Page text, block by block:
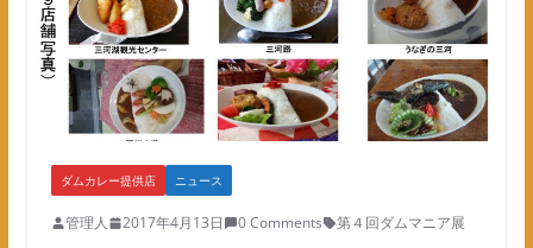
ダムカレー提供店 ニュース
管理人 2017年4月13日 0 Comments 第４回ダムマニア展